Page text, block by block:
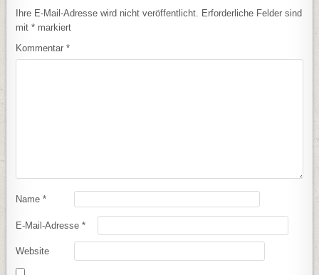
Ihre E-Mail-Adresse wird nicht veröffentlicht.
Erforderliche Felder sind
mit* markiert
Kommentar*
Name*
E-Mail-Adresse*
Website